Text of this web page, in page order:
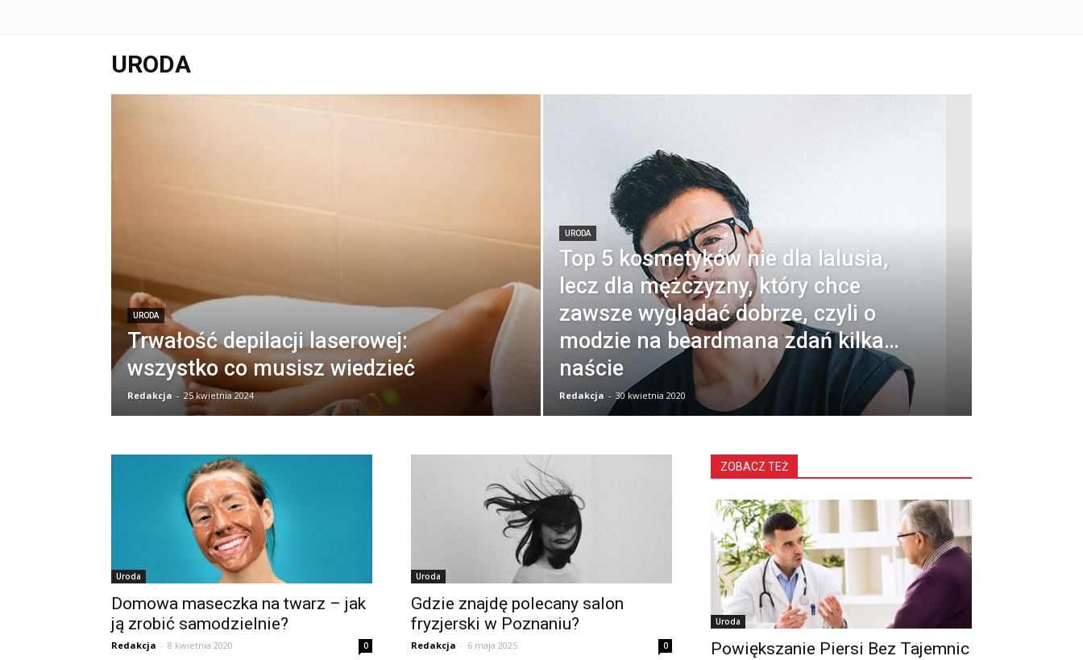
URODA
URODA
Trwałość depilacji laserowej:
wszystko co musisz wiedzieć
Redakcja - 25 kwietnia 2024
URODA
Top 5 kosmetyków nie dla lalusia,
lecz dla mężczyzny, który chce
zawsze wyglądać dobrze, czyli o
modzie na beardmana zdań kilka…
naście
Redakcja - 30 kwietnia 2020
Uroda
Domowa maseczka na twarz – jak
ją zrobić samodzielnie?
Redakcja - 8 kwietnia 2020 0
Uroda
Gdzie znajdę polecany salon
fryzjerski w Poznaniu?
Redakcja - 6 maja 2025 0
ZOBACZ TEŻ
Uroda
Powiększanie Piersi Bez Tajemnic